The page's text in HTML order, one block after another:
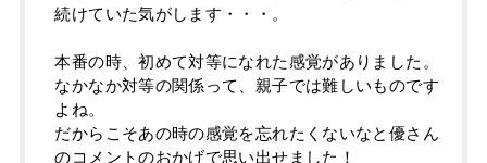
続けていた気がします・・・。
本番の時、初めて対等になれた感覚がありました。
なかなか対等の関係って、親子では難しいものです
よね。
だからこそあの時の感覚を忘れたくないなと優さん
のコメントのおかげで思い出せました！